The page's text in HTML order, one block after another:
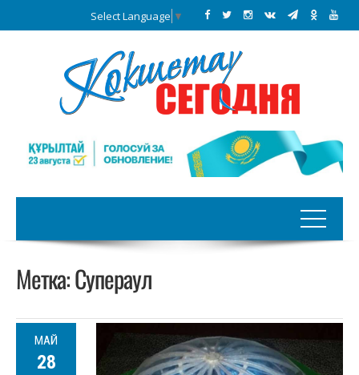
Select Language ▼
Метка:Супераул
МАЙ
28